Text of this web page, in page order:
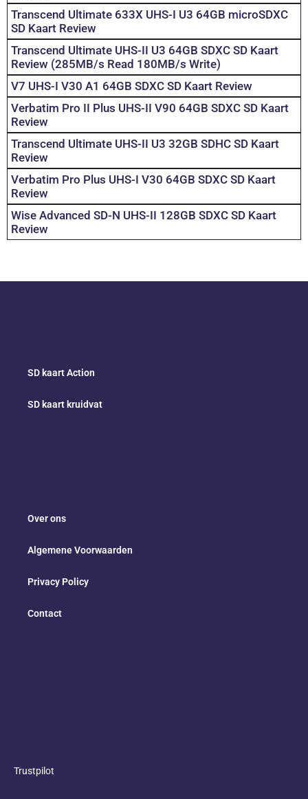
Transcend Ultimate 633X UHS-I U3 64GB microSDXC
SD Kaart Review
Transcend Ultimate UHS-II U3 64GB SDXC SD Kaart
Review (285MB/s Read 180MB/s Write)
V7 UHS-I V30 A1 64GB SDXC SD Kaart Review
Verbatim Pro II Plus UHS-II V90 64GB SDXC SD Kaart
Review
Transcend Ultimate UHS-II U3 32GB SDHC SD Kaart
Review
Verbatim Pro Plus UHS-I V30 64GB SDXC SD Kaart
Review
Wise Advanced SD-N UHS-II 128GB SDXC SD Kaart
Review
SD kaart Action
SD kaart kruidvat
Over ons
Algemene Voorwaarden
Privacy Policy
Contact
Trustpilot